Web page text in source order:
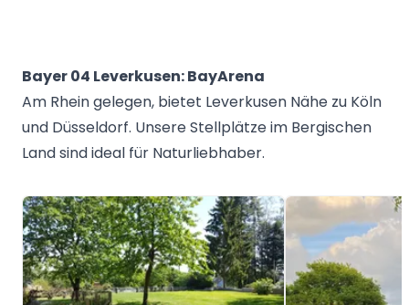
Bayer 04 Leverkusen: BayArena
Am Rhein gelegen, bietet Leverkusen Nähe zu Köln
und Düsseldorf. Unsere Stellplätze im Bergischen
Land sind ideal für Naturliebhaber.
Image 1 of 5 Image 1 of 5